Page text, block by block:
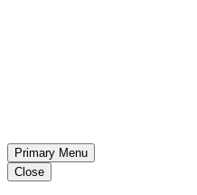
Primary Menu
Close